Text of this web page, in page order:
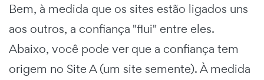
Bem, à medida que os sites estão ligados uns
aos outros, a confiança "flui" entre eles.
Abaixo, você pode ver que a confiança tem
origem no Site A (um site semente). À medida